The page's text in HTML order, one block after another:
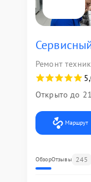
Ремонт
Открыто до
Маршрут
ОбзорОтзывы 245